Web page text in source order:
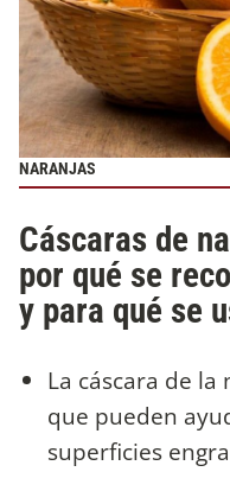
NARANJAS
Cáscaras de
por qué se
y para qué se
La cáscara de
que pueden
superficies